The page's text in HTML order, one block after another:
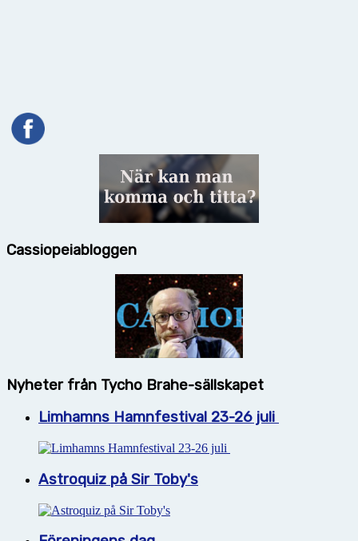
Cassiopeiabloggen
Nyheter från Tycho Brahe-sällskapet
Limhamns Hamnfestival 23-26 juli
Astroquiz på Sir Toby's